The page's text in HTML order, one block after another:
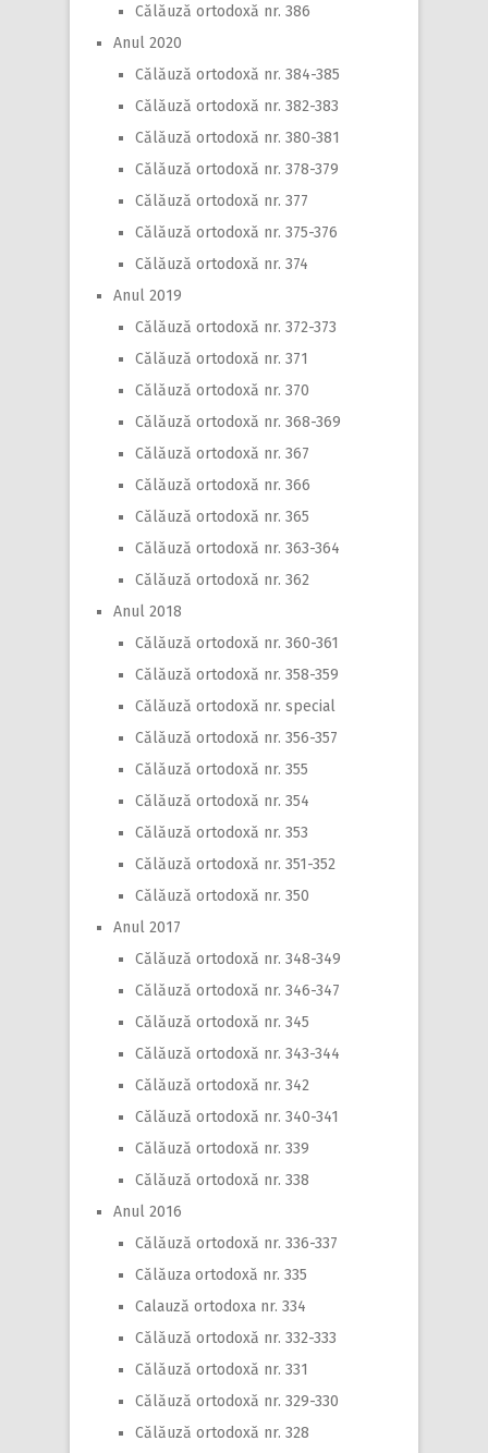
Călăuză ortodoxă nr. 386
Anul 2020
Călăuză ortodoxă nr. 384-385
Călăuză ortodoxă nr. 382-383
Călăuză ortodoxă nr. 380-381
Călăuză ortodoxă nr. 378-379
Călăuză ortodoxă nr. 377
Călăuză ortodoxă nr. 375-376
Călăuză ortodoxă nr. 374
Anul 2019
Călăuză ortodoxă nr. 372-373
Călăuză ortodoxă nr. 371
Călăuză ortodoxă nr. 370
Călăuză ortodoxă nr. 368-369
Călăuză ortodoxă nr. 367
Călăuză ortodoxă nr. 366
Călăuză ortodoxă nr. 365
Călăuză ortodoxă nr. 363-364
Călăuză ortodoxă nr. 362
Anul 2018
Călăuză ortodoxă nr. 360-361
Călăuză ortodoxă nr. 358-359
Călăuză ortodoxă nr. special
Călăuză ortodoxă nr. 356-357
Călăuză ortodoxă nr. 355
Călăuză ortodoxă nr. 354
Călăuză ortodoxă nr. 353
Călăuză ortodoxă nr. 351-352
Călăuză ortodoxă nr. 350
Anul 2017
Călăuză ortodoxă nr. 348-349
Călăuză ortodoxă nr. 346-347
Călăuză ortodoxă nr. 345
Călăuză ortodoxă nr. 343-344
Călăuză ortodoxă nr. 342
Călăuză ortodoxă nr. 340-341
Călăuză ortodoxă nr. 339
Călăuză ortodoxă nr. 338
Anul 2016
Călăuză ortodoxă nr. 336-337
Călăuza ortodoxă nr. 335
Calauză ortodoxa nr. 334
Călăuză ortodoxă nr. 332-333
Călăuză ortodoxă nr. 331
Călăuză ortodoxă nr. 329-330
Călăuză ortodoxă nr. 328